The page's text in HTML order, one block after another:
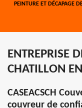
PEINTURE ET DÉCAPAGE
ENTREPRISE
CHATILLON
CASEACSCH
couvreur de